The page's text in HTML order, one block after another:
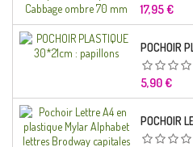
Prix
17,95 €
POCHOIR
Prix
5,90 €